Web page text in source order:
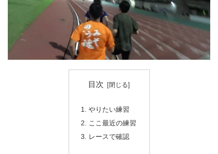
目次
やりたい練習
ここ最近の練習
レースで確認